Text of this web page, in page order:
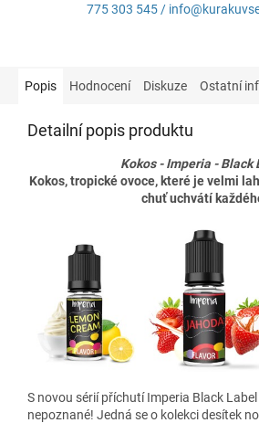
775 303 545 /
Popis Hodnocení Diskuze Ostatní
Detailní popis produktu
Kokos - Imperia - Black
Kokos, tropické ovoce, které je velmi
chuť uchvátí
S novou sérií příchutí Imperia Black
nepoznané! Jedná se o kolekci desítek